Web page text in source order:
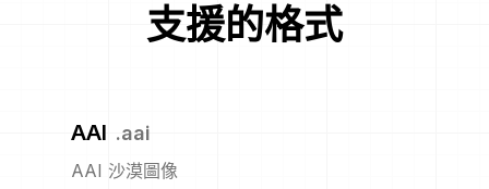
支援的格式
AAI .aai
AAI 沙漠圖像